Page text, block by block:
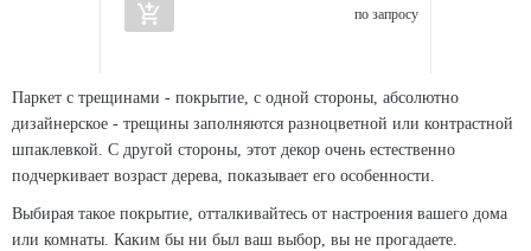
add_shopping_cart по запросу
Паркет с трещинами - покрытие, с одной стороны, абсолютно
дизайнерское - трещины заполняются разноцветной или контрастной
шпаклевкой. С другой стороны, этот декор очень естественно
подчеркивает возраст дерева, показывает его особенности.
Выбирая такое покрытие, отталкивайтесь от настроения вашего дома
или комнаты. Каким бы ни был ваш выбор, вы не прогадаете.